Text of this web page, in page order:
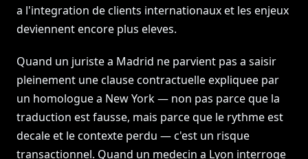
a l'integration de clients internationaux et les enjeux
deviennent encore plus eleves.
Quand un juriste a Madrid ne parvient pas a saisir
pleinement une clause contractuelle expliquee par
un homologue a New York — non pas parce que la
traduction est fausse, mais parce que le rythme est
decale et le contexte perdu — c'est un risque
transactionnel. Quand un medecin a Lyon interroge